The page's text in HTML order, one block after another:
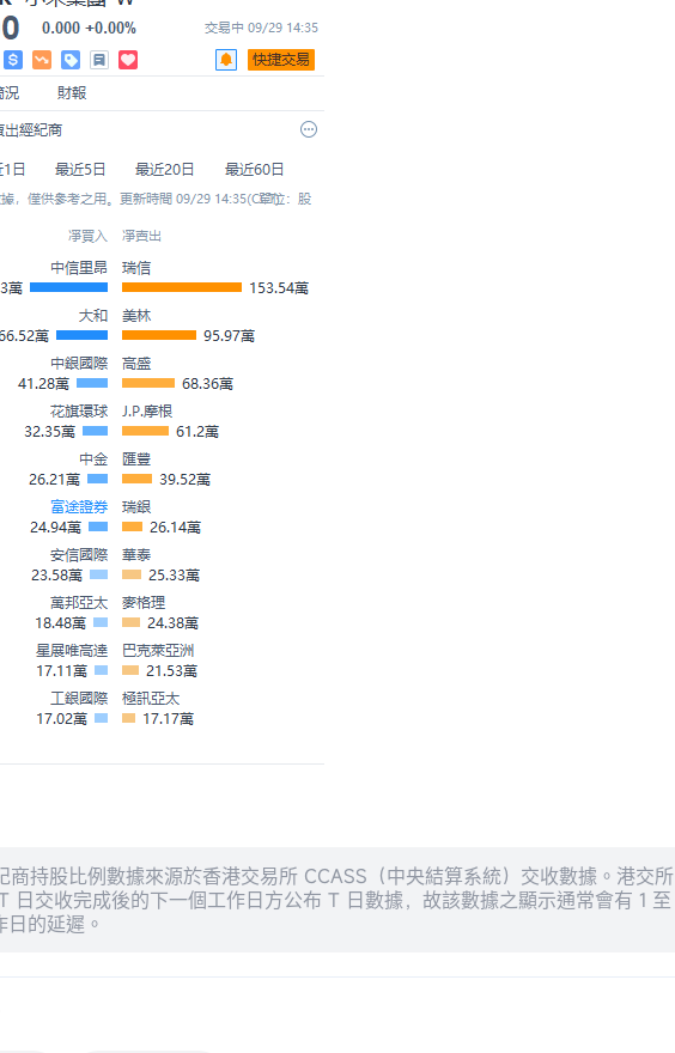
商持股比例數據來源於香港交易所 CCASS（中央結算系統）交收數據。港交所
日交收完成後的下一個工作日方公布 T 日數據，故該數據之顯示通常會有 1 至
日的延遲。